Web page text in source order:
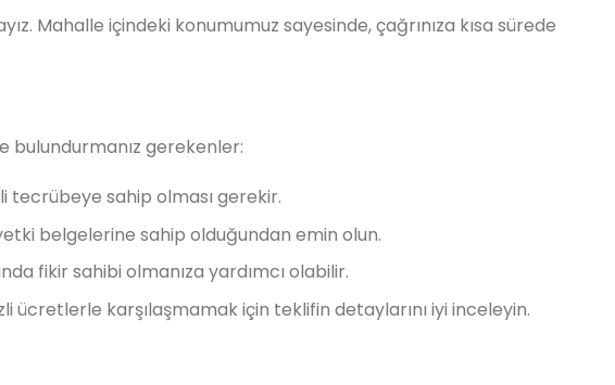
Mahalle içindeki konumumuz sayesinde, çağrınıza kısa sürede
bulundurmanız gerekenler:
tecrübeye sahip olması gerekir.
belgelerine sahip olduğundan emin olun.
fikir sahibi olmanıza yardımcı olabilir.
ücretlerle karşılaşmamak için teklifin detaylarını iyi inceleyin.